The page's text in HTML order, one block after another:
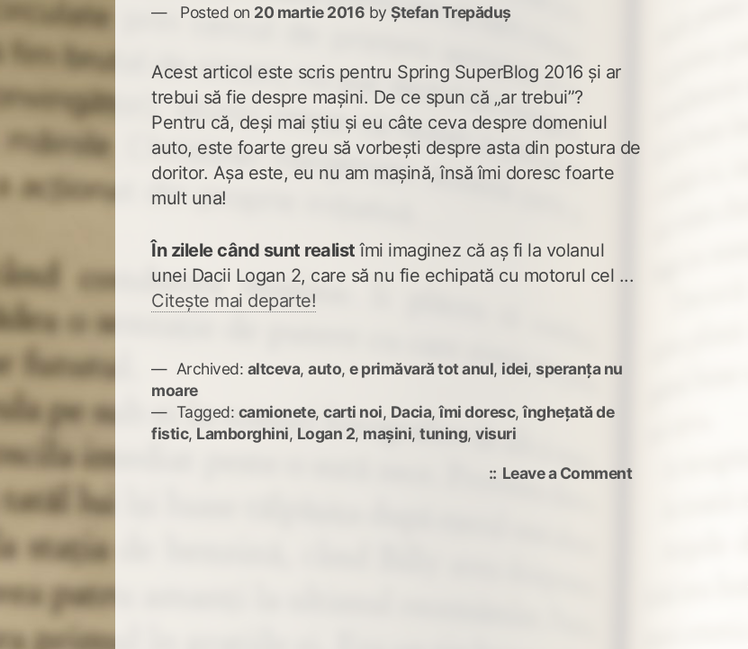
Posted on 20 martie 2016 byȘtefan Trepăduș
Acest articol este scris pentru Spring SuperBlog 2016 și ar
trebui să fie despre mașini. De ce spun că „ar trebui”?
Pentru că, deși mai știu și eu câte ceva despre domeniul
auto, este foarte greu să vorbești despre asta din postura de
doritor. Așa este, eu nu am mașină, însă îmi doresc foarte
mult una!
În zilele când sunt realist îmi imaginez că aș fi la volanul
unei Dacii Logan 2, care să nu fie echipată cu motorul cel ...
Citește mai departe!
Archived: altceva,auto,e primăvară tot anul, idei,speranța nu
moare
Tagged: camionete,carti noi, Dacia,îmi doresc,înghețată de
fistic, Lamborghini, Logan 2, mașini,tuning,visuri
Leave a Commenton